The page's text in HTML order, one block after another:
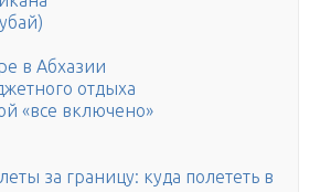
в Абхазии
отдыха
«все включено»
за границу: куда полететь в